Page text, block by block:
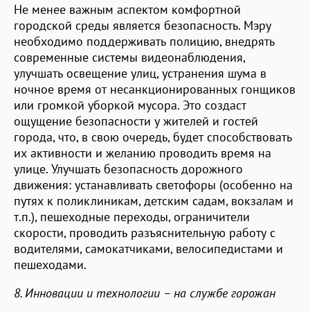
Не менее важным аспектом комфортной
городской среды является безопасность. Мэру
необходимо поддерживать полицию, внедрять
современные системы видеонаблюдения,
улучшать освещение улиц, устранения шума в
ночное время от несанкционированных гонщиков
или громкой уборкой мусора. Это создаст
ощущение безопасности у жителей и гостей
города, что, в свою очередь, будет способствовать
их активности и желанию проводить время на
улице. Улучшать безопасность дорожного
движения: устанавливать светофоры (особенно на
путях к поликлиникам, детским садам, вокзалам и
т.п.), пешеходные переходы, ограничители
скорости, проводить разъяснительную работу с
водителями, самокатчиками, велосипедистами и
пешеходами.
8. Инновации и технологии – на службе горожан